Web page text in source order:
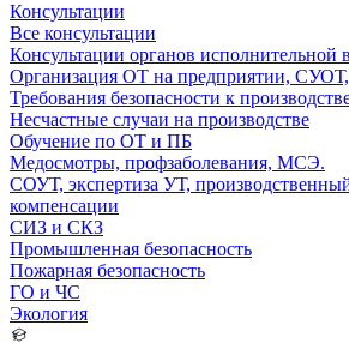
Консультации
Все консультации
Консультации органов исполнительной
Организация ОТ на предприятии,
Требования безопасности к
Несчастные случаи на производстве
Обучение по ОТ и ПБ
Медосмотры, профзаболевания, МСЭ.
СОУТ, экспертиза УТ,
компенсации
СИЗ и СКЗ
Промышленная безопасность
Пожарная безопасность
ГО и ЧС
Экология